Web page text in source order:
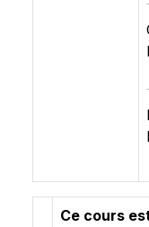
Ce cours